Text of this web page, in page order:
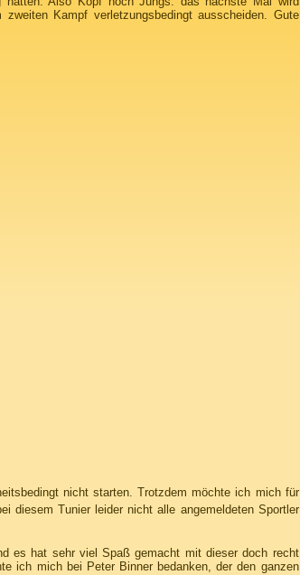
Kampf verletzungsbedingt ausscheiden. Gute
nicht starten. Trotzdem möchte ich mich für
diesem Tunier leider nicht alle angemeldeten Sportler
es hat sehr viel Spaß gemacht mit dieser doch recht
ich mich bei Peter Binner bedanken, der den ganzen